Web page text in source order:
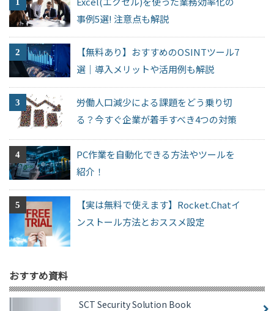
事例5選! 注意点も解説
【無料あり】おすすめのOSINTツール7
選｜導入メリットや活用例も解説
労働人口減少による課題をどう乗り切
る？今すぐ企業が着手すべき4つの対策
PC作業を自動化できる方法やツールを
紹介！
【実は無料で使えます】Rocket.Chatイ
ンストール方法とおススメ設定
おすすめ資料
SCT Security Solution Book